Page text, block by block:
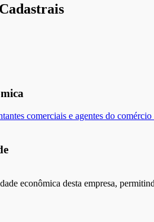
comerciais e agentes do
econômica desta empresa,